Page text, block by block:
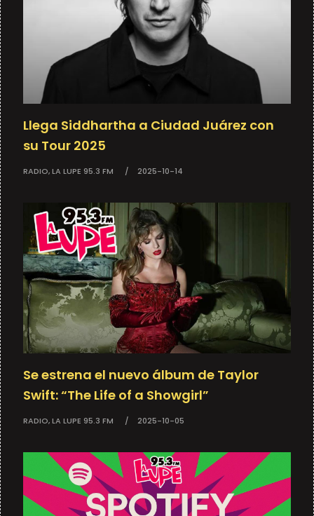
Llega Siddhartha a Ciudad Juárez con
su Tour 2025
RADIO, LA LUPE 95.3 FM 2025-10-14
Se estrena el nuevo álbum de Taylor
Swift: “The Life of a Showgirl”
RADIO, LA LUPE 95.3 FM 2025-10-05